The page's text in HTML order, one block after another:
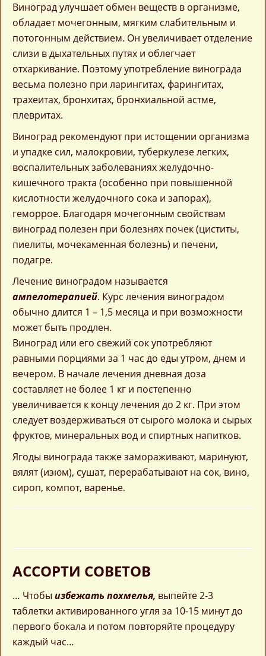
Виноград улучшает обмен веществ в организме,
обладает мочегонным, мягким слабительным и
потогонным действием. Он увеличивает отделение
слизи в дыхательных путях и облегчает
отхаркивание. Поэтому употребление винограда
весьма полезно при ларингитах, фарингитах,
трахеитах, бронхитах, бронхиальной астме,
плевритах.
Виноград рекомендуют при истощении организма
и упадке сил, малокровии, туберкулезе легких,
воспалительных заболеваниях желудочно-
кишечного тракта (особенно при повышенной
кислотности желудочного сока и запорах),
геморрое. Благодаря мочегонным свойствам
виноград полезен при болезнях почек (циститы,
пиелиты, мочекаменная болезнь) и печени,
подагре.
Лечение виноградом называется
ампелотерапией. Курс лечения виноградом
обычно длится 1 – 1,5 месяца и при возможности
может быть продлен.
Виноград или его свежий сок употребляют
равными порциями за 1 час до еды утром, днем и
вечером. В начале лечения дневная доза
составляет не более 1 кг и постепенно
увеличивается к концу лечения до 2 кг. При этом
следует воздерживаться от сырого молока и сырых
фруктов, минеральных вод и спиртных напитков.
Ягоды винограда также замораживают, маринуют,
вялят (изюм), сушат, перерабатывают на сок, вино,
сироп, компот, варенье.
АССОРТИ СОВЕТОВ
… Чтобы избежать похмелья, выпейте 2-3
таблетки активированного угля за 10-15 минут до
первого бокала и потом повторяйте процедуру
каждый час…